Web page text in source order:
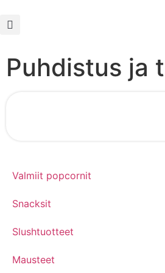
Puhdistus ja
Valmiit popcornit
Snacksit
Slushtuotteet
Mausteet